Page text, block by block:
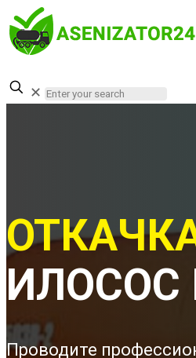
✕
ИЛОСОС
Проводите